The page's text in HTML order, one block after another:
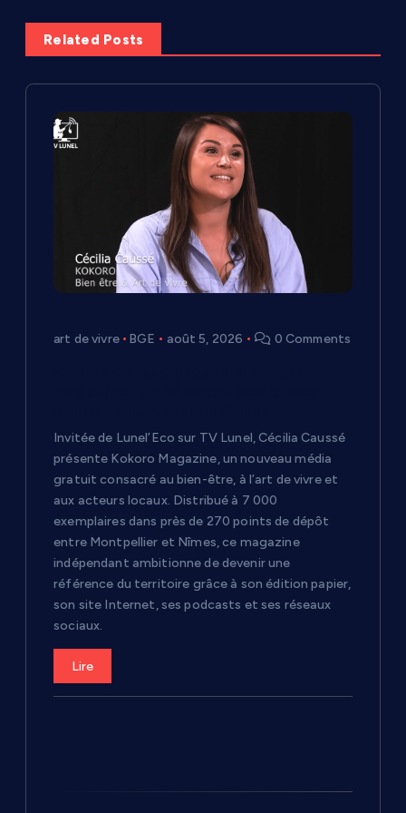
t
Related Posts
art de vivre BGE août 5, 2026 0 Comments
Invitée de Lunel’Eco sur TV Lunel, Cécilia Caussé
présente Kokoro Magazine, un nouveau média
gratuit consacré au bien-être, à l’art de vivre et
aux acteurs locaux. Distribué à 7 000
exemplaires dans près de 270 points de dépôt
entre Montpellier et Nîmes, ce magazine
indépendant ambitionne de devenir une
référence du territoire grâce à son édition papier,
son site Internet, ses podcasts et ses réseaux
sociaux.
Lire